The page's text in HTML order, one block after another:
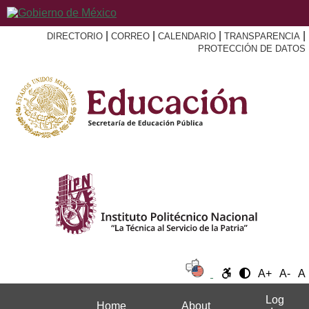
DIRECTORIO CORREO CALENDARIO TRANSPARENCIA
PROTECCIÓN DE DATOS
A+ A- A
Home About
Log